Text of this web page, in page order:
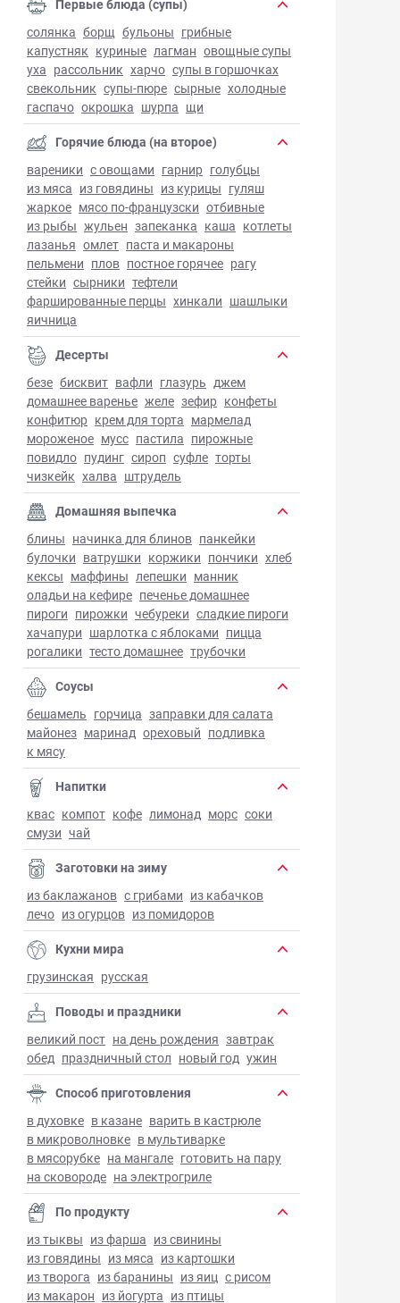
Первые блюда (супы)
солянка борщ бульоны грибные
капустняк куриные лагман овощные супы
уха рассольник харчо супы в горшочках
свекольник супы-пюре сырные холодные
гаспачо окрошка шурпа щи
Горячие блюда (на второе)
вареники с овощами гарнир голубцы
из мяса из говядины из курицы гуляш
жаркое мясо по-французски отбивные
из рыбы жульен запеканка каша котлеты
лазанья омлет паста и макароны
пельмени плов постное горячее рагу
стейки сырники тефтели
фаршированные перцы хинкали шашлыки
яичница
Десерты
безе бисквит вафли глазурь джем
домашнее варенье желе зефир конфеты
конфитюр крем для торта мармелад
мороженое мусс пастила пирожные
повидло пудинг сироп суфле торты
чизкейк халва штрудель
Домашняя выпечка
блины начинка для блинов панкейки
булочки ватрушки коржики пончики хлеб
кексы маффины лепешки манник
оладьи на кефире печенье домашнее
пироги пирожки чебуреки сладкие пироги
хачапури шарлотка с яблоками пицца
рогалики тесто домашнее трубочки
Соусы
бешамель горчица заправки для салата
майонез маринад ореховый подливка
к мясу
Напитки
квас компот кофе лимонад морс соки
смузи чай
Заготовки на зиму
из баклажанов с грибами из кабачков
лечо из огурцов из помидоров
Кухни мира
грузинская русская
Поводы и праздники
великий пост на день рождения завтрак
обед праздничный стол новый год ужин
Способ приготовления
в духовке в казане варить в кастрюле
в микроволновке в мультиварке
в мясорубке на мангале готовить на пару
на сковороде на электрогриле
По продукту
из тыквы из фарша из свинины
из говядины из мяса из картошки
из творога из баранины из яиц с рисом
из макарон из йогурта из птицы